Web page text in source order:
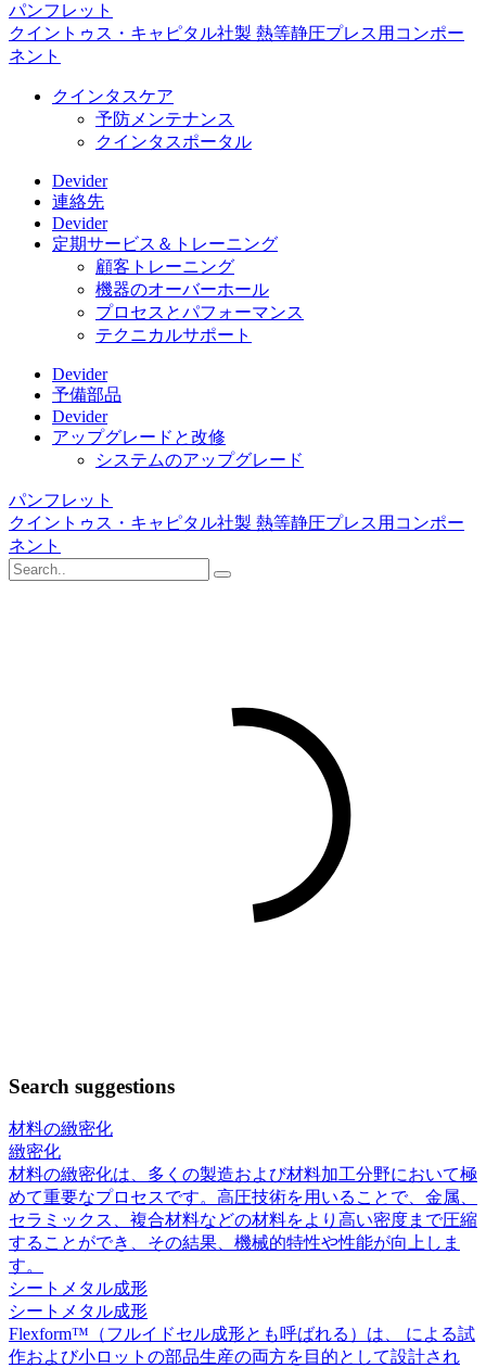
パンフレット
クイントゥス・キャピタル社製 熱等静圧プレス用コンポー
ネント
クインタスケア
予防メンテナンス
クインタスポータル
Devider
連絡先
Devider
定期サービス＆トレーニング
顧客トレーニング
機器のオーバーホール
プロセスとパフォーマンス
テクニカルサポート
Devider
予備部品
Devider
アップグレードと改修
システムのアップグレード
パンフレット
クイントゥス・キャピタル社製 熱等静圧プレス用コンポー
ネント
Search suggestions
材料の緻密化
緻密化
材料の緻密化は、多くの製造および材料加工分野において極
めて重要なプロセスです。高圧技術を用いることで、金属、
セラミックス、複合材料などの材料をより高い密度まで圧縮
することができ、その結果、機械的特性や性能が向上しま
す。
シートメタル成形
シートメタル成形
Flexform™（フルイドセル成形とも呼ばれる）は、 による試
作および小ロットの部品生産の両方を目的として設計され